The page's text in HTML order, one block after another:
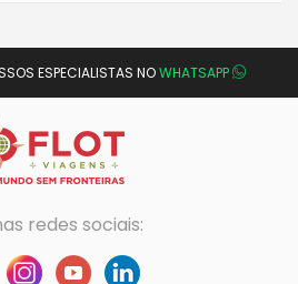
ESPECIALISTAS NOWHATSAPP
redes sociais: